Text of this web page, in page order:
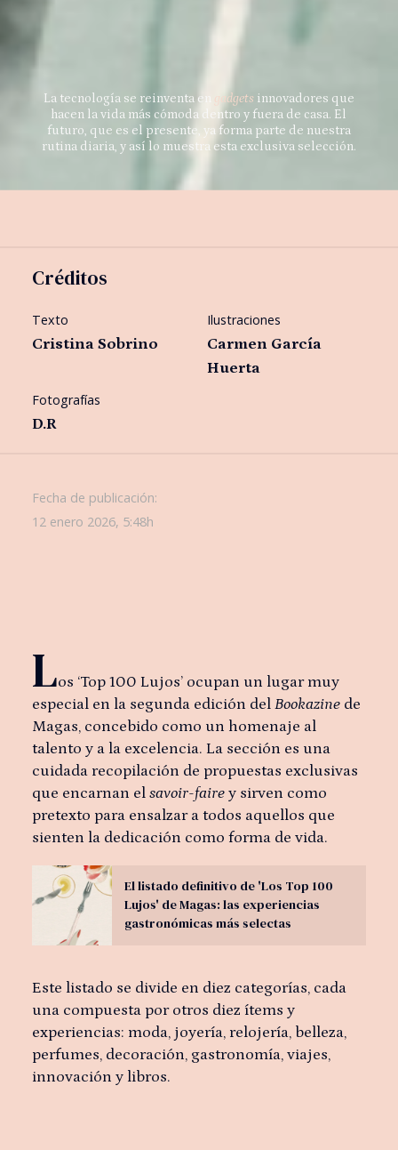
La tecnología se reinventa en gadgetsinnovadores que
hacen la vida más cómoda dentro y fuera de casa. El
futuro, que es el presente, ya forma parte de nuestra
rutina diaria, y así lo muestra esta exclusiva selección.
Créditos
Texto
Cristina Sobrino
Ilustraciones
Carmen García
Huerta
Fotografías
D.R
Fecha de publicación:
12 enero 2026, 5:48h
Los ‘Top 100 Lujos’ ocupan un lugar muy
especial en la segunda edición del Bookazinede
Magas, concebido como un homenaje al
talento y a la excelencia. La sección es una
cuidada recopilación de propuestas exclusivas
que encarnan el savoir-fairey sirven como
pretexto para ensalzar a todos aquellos que
sienten la dedicación como forma de vida.
El listado definitivo de 'Los Top 100
Lujos' de Magas: las experiencias
gastronómicas más selectas
Este listado se divide en diez categorías, cada
una compuesta por otros diez ítems y
experiencias: moda, joyería, relojería, belleza,
perfumes, decoración, gastronomía, viajes,
innovación y libros.